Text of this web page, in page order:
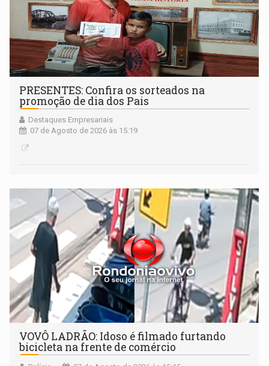
PRESENTES: Confira os sorteados na
promoção de dia dos Pais
Destaques Empresariais
07 de Agosto de 2026 às 15:19
VOVÔ LADRÃO: Idoso é filmado furtando
bicicleta na frente de comércio